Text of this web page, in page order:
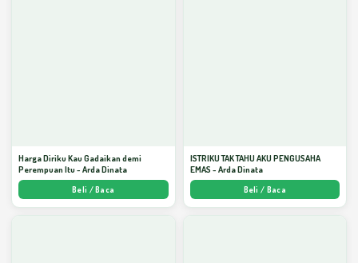
Harga Diriku Kau Gadaikan demi
Perempuan Itu - Arda Dinata
Beli / Baca
ISTRIKU TAK TAHU AKU PENGUSAHA
EMAS - Arda Dinata
Beli / Baca